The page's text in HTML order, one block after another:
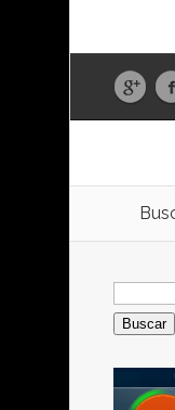
Buscar: